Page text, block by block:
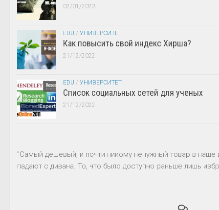
02/01/2023
EDU / УНИВЕРСИТЕТ
Как повысить свой индекс Хирша?
21/12/2022
EDU / УНИВЕРСИТЕТ
Список социальных сетей для ученых
21/12/2022
"Самый дешевый, и почти никому ненужный товар в
падают с дивана. То, что было доступно раньше лишь